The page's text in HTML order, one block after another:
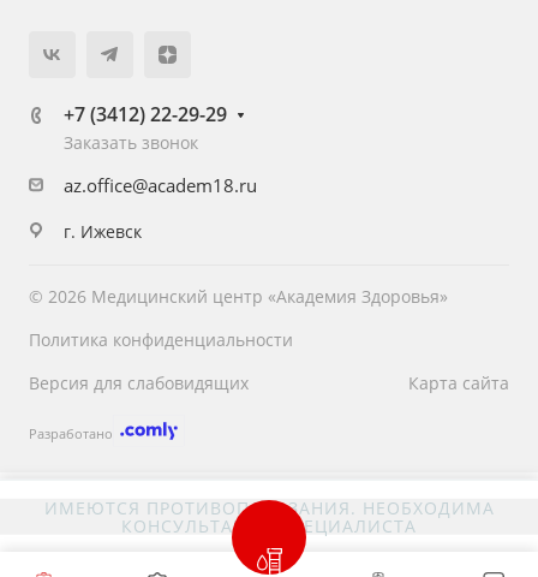
+7 (3412) 22-29-29
Заказать звонок
az.office@academ18.ru
г. Ижевск
© 2026 Медицинский центр «Академия Здоровья»
Политика конфиденциальности
Версия для слабовидящих
Карта сайта
Разработано
ИМЕЮТСЯ ПРОТИВОПОКАЗАНИЯ. НЕОБХОДИМА
КОНСУЛЬТАЦИЯ СПЕЦИАЛИСТА